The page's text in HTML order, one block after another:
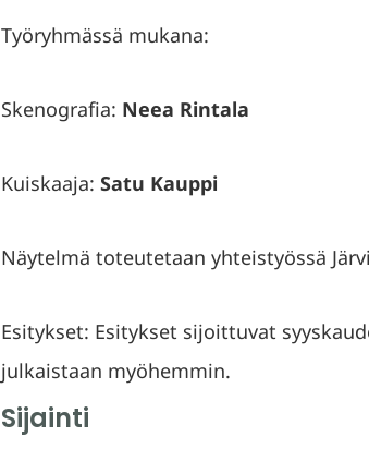
Työryhmässä mukana:
Skenografia: Neea Rintala
Kuiskaaja: Satu Kauppi
Näytelmä toteutetaan yhteistyössä
Esitykset: Esitykset sijoittuvat
julkaistaan myöhemmin.
Sijainti